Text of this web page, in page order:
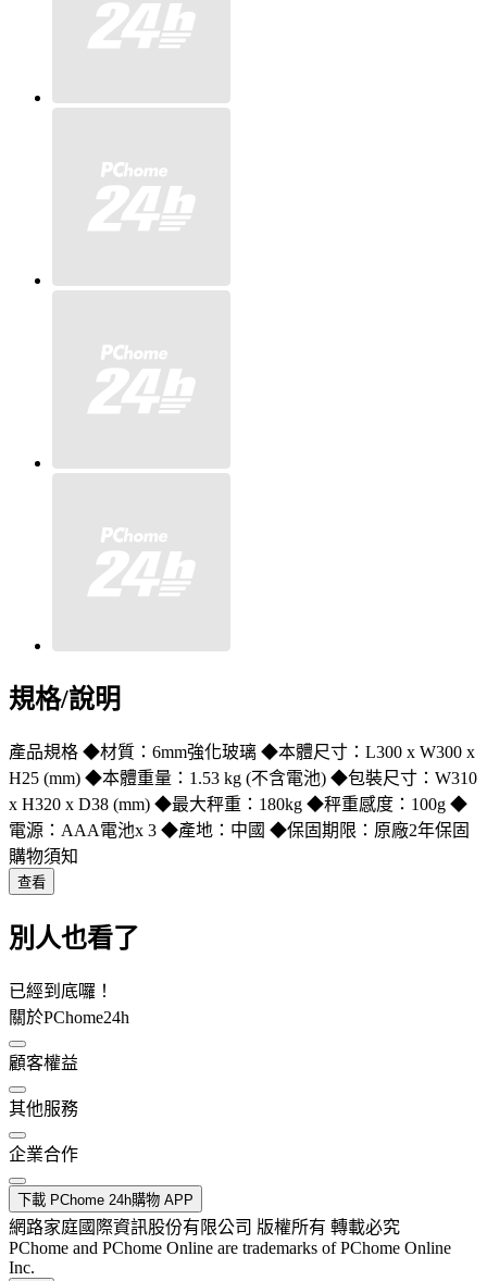
規格/說明
產品規格 ◆材質：6mm強化玻璃 ◆本體尺寸：L300 x W300 x
H25 (mm) ◆本體重量：1.53 kg (不含電池) ◆包裝尺寸：W310
x H320 x D38 (mm) ◆最大秤重：180kg ◆秤重感度：100g ◆
電源：AAA電池x 3 ◆產地：中國 ◆保固期限：原廠2年保固
購物須知
查看
別人也看了
已經到底囉！
關於PChome24h
顧客權益
其他服務
企業合作
下載 PChome 24h購物 APP
網路家庭國際資訊股份有限公司 版權所有 轉載必究
PChome and PChome Online are trademarks of PChome Online
Inc.